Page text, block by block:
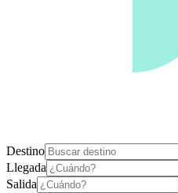
Destino
Llegada
Salida